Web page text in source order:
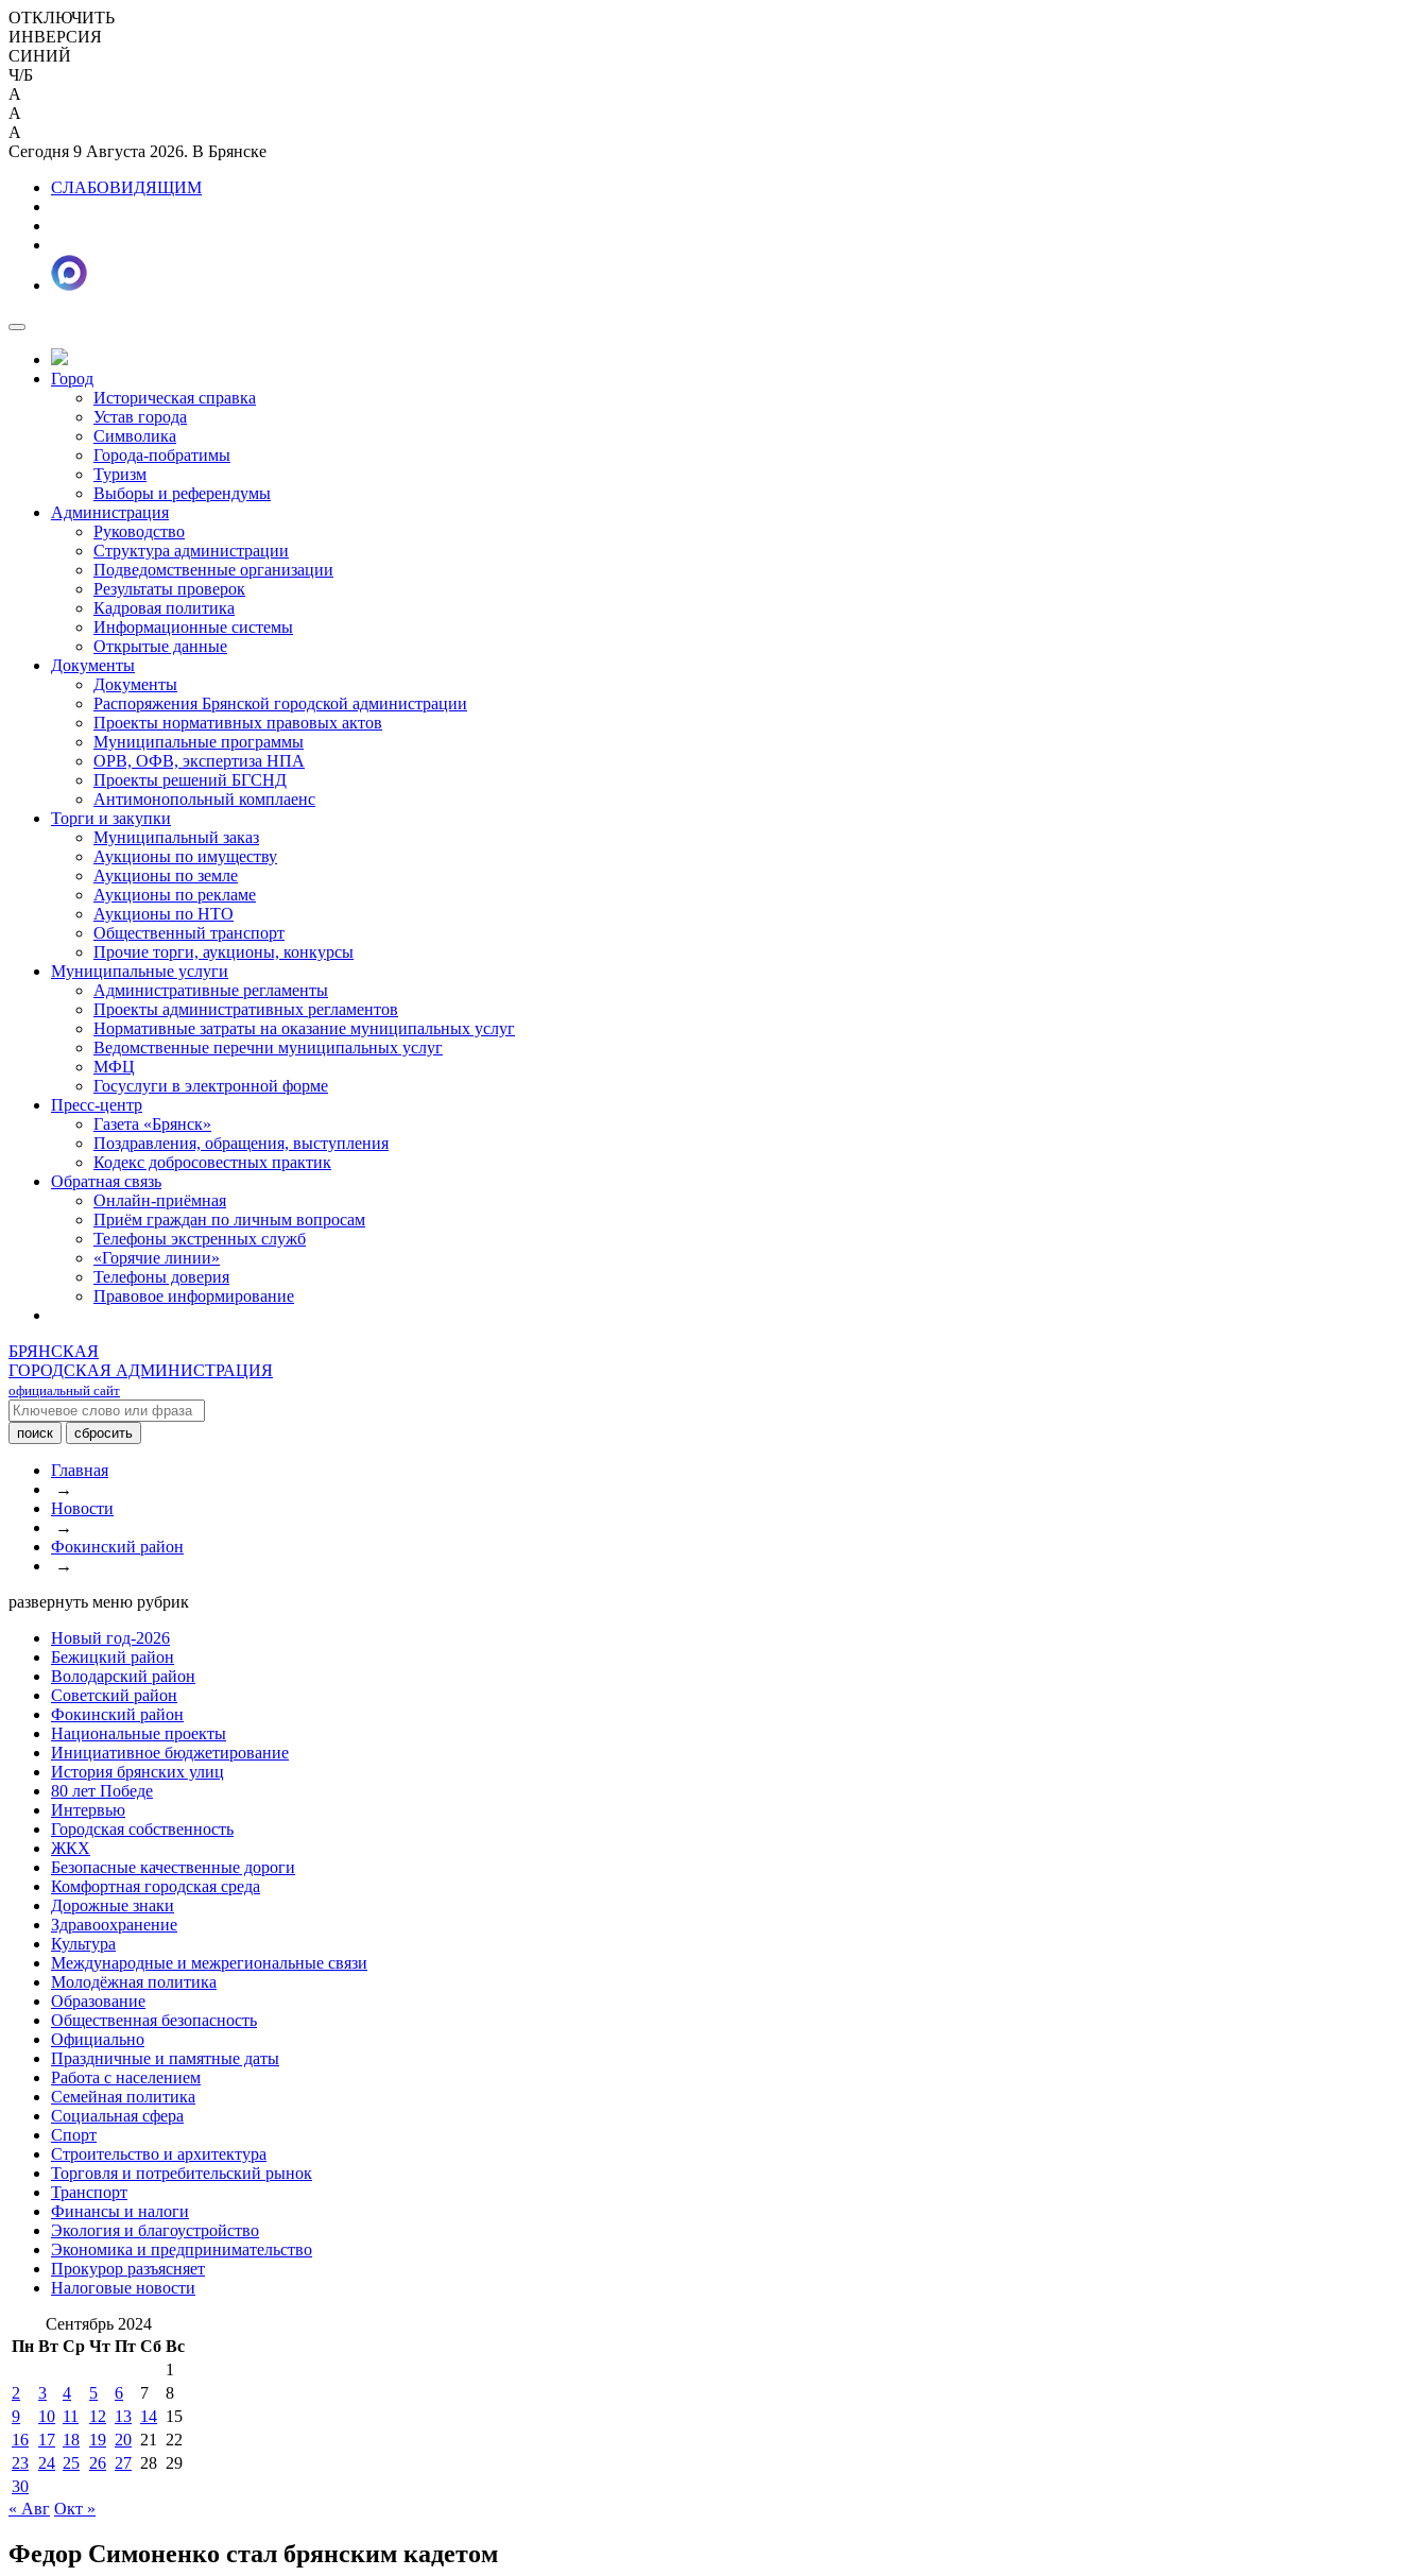
ОТКЛЮЧИТЬ
ИНВЕРСИЯ
СИНИЙ
Ч/Б
A
A
A
Сегодня 9 Августа 2026. В Брянске
СЛАБОВИДЯЩИМ
Город
Историческая справка
Устав города
Символика
Города-побратимы
Туризм
Выборы и референдумы
Администрация
Руководство
Структура администрации
Подведомственные организации
Результаты проверок
Кадровая политика
Информационные системы
Открытые данные
Документы
Документы
Распоряжения Брянской городской администрации
Проекты нормативных правовых актов
Муниципальные программы
ОРВ, ОФВ, экспертиза НПА
Проекты решений БГСНД
Антимонопольный комплаенс
Торги и закупки
Муниципальный заказ
Аукционы по имуществу
Аукционы по земле
Аукционы по рекламе
Аукционы по НТО
Общественный транспорт
Прочие торги, аукционы, конкурсы
Муниципальные услуги
Административные регламенты
Проекты административных регламентов
Нормативные затраты на оказание муниципальных услуг
Ведомственные перечни муниципальных услуг
МФЦ
Госуслуги в электронной форме
Пресс-центр
Газета «Брянск»
Поздравления, обращения, выступления
Кодекс добросовестных практик
Обратная связь
Онлайн-приёмная
Приём граждан по личным вопросам
Телефоны экстренных служб
«Горячие линии»
Телефоны доверия
Правовое информирование
БРЯНСКАЯ
ГОРОДСКАЯ АДМИНИСТРАЦИЯ
официальный сайт
Главная
→
Новости
→
Фокинский район
→
развернуть меню рубрик
Новый год-2026
Бежицкий район
Володарский район
Советский район
Фокинский район
Национальные проекты
Инициативное бюджетирование
История брянских улиц
80 лет Победе
Интервью
Городская собственность
ЖКХ
Безопасные качественные дороги
Комфортная городская среда
Дорожные знаки
Здравоохранение
Культура
Международные и межрегиональные связи
Молодёжная политика
Образование
Общественная безопасность
Официально
Праздничные и памятные даты
Работа с населением
Семейная политика
Социальная сфера
Спорт
Строительство и архитектура
Торговля и потребительский рынок
Транспорт
Финансы и налоги
Экология и благоустройство
Экономика и предпринимательство
Прокурор разъясняет
Налоговые новости
Сентябрь 2024
Пн Вт Ср Чт Пт Сб Вс
1
2
3 4 5 6 7
8
9
10 11 12 13 14 15
16 17 18 19 20 21
22
23 24 25 26 27 28 29
30
« Авг Окт »
Федор Симоненко стал брянским кадетом